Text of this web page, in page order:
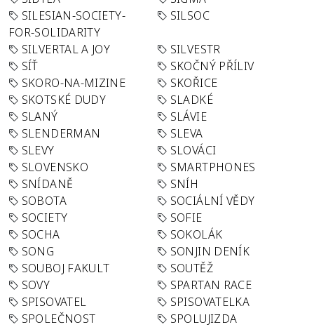
SILESIAN-SOCIETY-
FOR-SOLIDARITY
SILSOC
SILVERTAL A JOY
SILVESTR
SÍŤ
SKOČNÝ PŘÍLIV
SKORO-NA-MIZINE
SKOŘICE
SKOTSKÉ DUDY
SLADKÉ
SLANÝ
SLÁVIE
SLENDERMAN
SLEVA
SLEVY
SLOVÁCI
SLOVENSKO
SMARTPHONES
SNÍDANĚ
SNÍH
SOBOTA
SOCIÁLNÍ VĚDY
SOCIETY
SOFIE
SOCHA
SOKOLÁK
SONG
SONJIN DENÍK
SOUBOJ FAKULT
SOUTĚŽ
SOVY
SPARTAN RACE
SPISOVATEL
SPISOVATELKA
SPOLEČNOST
SPOLUJIZDA